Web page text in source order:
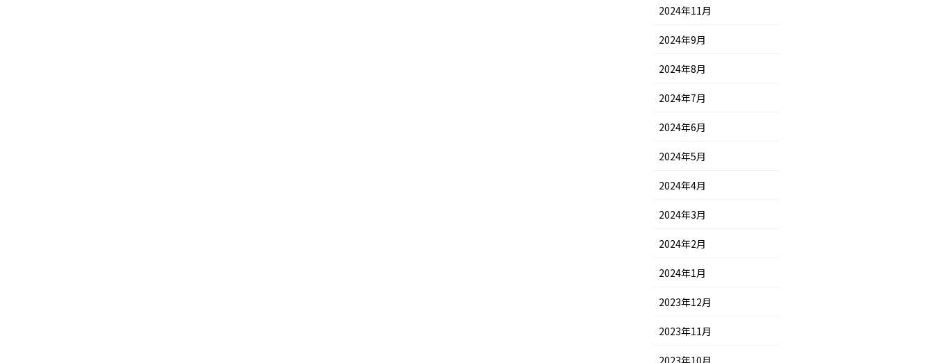
2024年11月
2024年9月
2024年8月
2024年7月
2024年6月
2024年5月
2024年4月
2024年3月
2024年2月
2024年1月
2023年12月
2023年11月
2023年10月